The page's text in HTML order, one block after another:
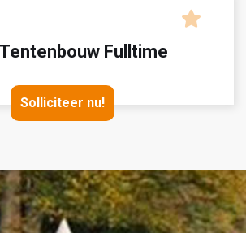
Fulltime
Solliciteer nu!